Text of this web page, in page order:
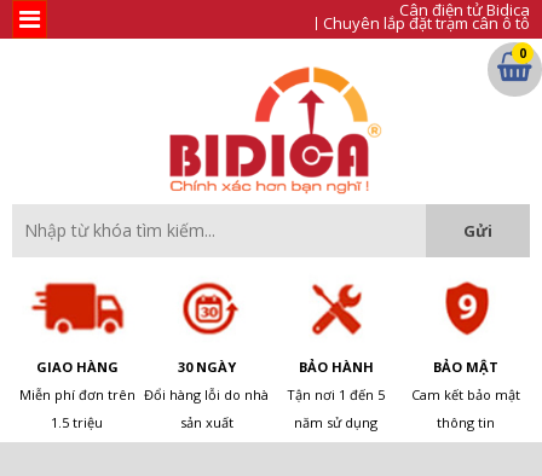
Cân điện tử Bidica
Chuyên lắp đặt trạm cân ô tô
GIAO HÀNG
Miễn phí đơn trên
1.5 triệu
30 NGÀY
Đổi hàng lỗi do nhà
sản xuất
BẢO HÀNH
Tận nơi 1 đến 5
năm sử dụng
BẢO MẬT
Cam kết bảo mật
thông tin
0